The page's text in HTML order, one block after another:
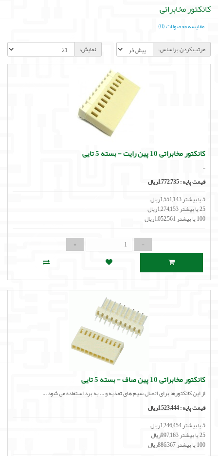
سنسور و ماژول
منابع تغذیه و باتری
مالتی مدیا
کانکتور مخابراتی
مقایسه محصولات (0)
مرتب کردن براساس:
نمایش:
کانکتور مخابراتی 10 پین رایت - بسته 5 تایی
..
قیمت پایه :1,772,735ریال
5 یا بیشتر 1,551,143ریال
25 یا بیشتر 1,274,153ریال
100 یا بیشتر 1,052,561ریال
کانکتور مخابراتی 10 پین صاف - بسته 5 تایی
از این کانکتورها برای اتصال سیم های تغذیه و ... به برد استفاده می شود ...
قیمت پایه :1,523,444ریال
5 یا بیشتر 1,246,454ریال
25 یا بیشتر 997,163ریال
100 یا بیشتر 886,367ریال